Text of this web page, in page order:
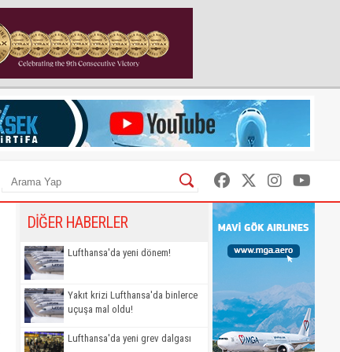
DİĞER HABERLER
Lufthansa'da yeni dönem!
Yakıt krizi Lufthansa'da binlerce
uçuşa mal oldu!
Lufthansa'da yeni grev dalgası